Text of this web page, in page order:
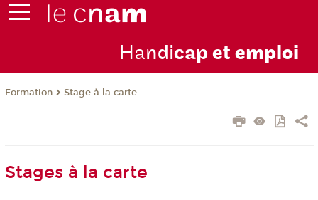
Handicap et emploi
Formation Stage à la carte
Stages à la carte